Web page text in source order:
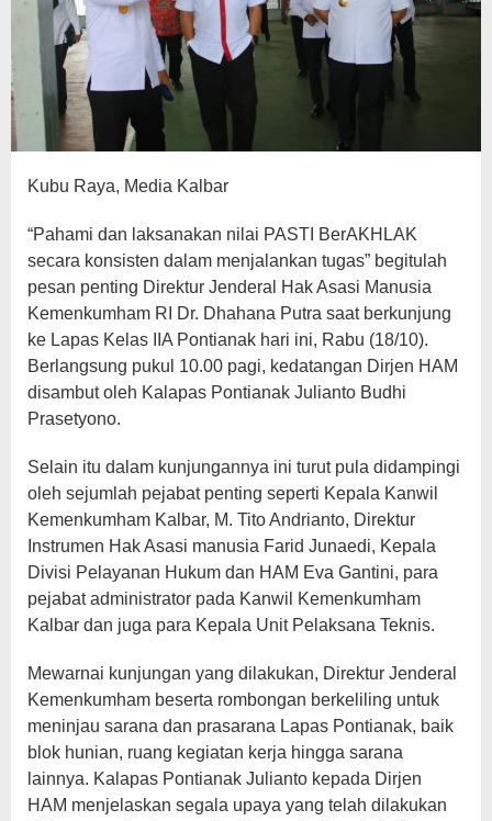
Kubu Raya, Media Kalbar
“Pahami dan laksanakan nilai PASTI BerAKHLAK
secara konsisten dalam menjalankan tugas” begitulah
pesan penting Direktur Jenderal Hak Asasi Manusia
Kemenkumham RI Dr. Dhahana Putra saat berkunjung
ke Lapas Kelas IIA Pontianak hari ini, Rabu (18/10).
Berlangsung pukul 10.00 pagi, kedatangan Dirjen HAM
disambut oleh Kalapas Pontianak Julianto Budhi
Prasetyono.
Selain itu dalam kunjungannya ini turut pula didampingi
oleh sejumlah pejabat penting seperti Kepala Kanwil
Kemenkumham Kalbar, M. Tito Andrianto, Direktur
Instrumen Hak Asasi manusia Farid Junaedi, Kepala
Divisi Pelayanan Hukum dan HAM Eva Gantini, para
pejabat administrator pada Kanwil Kemenkumham
Kalbar dan juga para Kepala Unit Pelaksana Teknis.
Mewarnai kunjungan yang dilakukan, Direktur Jenderal
Kemenkumham beserta rombongan berkeliling untuk
meninjau sarana dan prasarana Lapas Pontianak, baik
blok hunian, ruang kegiatan kerja hingga sarana
lainnya. Kalapas Pontianak Julianto kepada Dirjen
HAM menjelaskan segala upaya yang telah dilakukan